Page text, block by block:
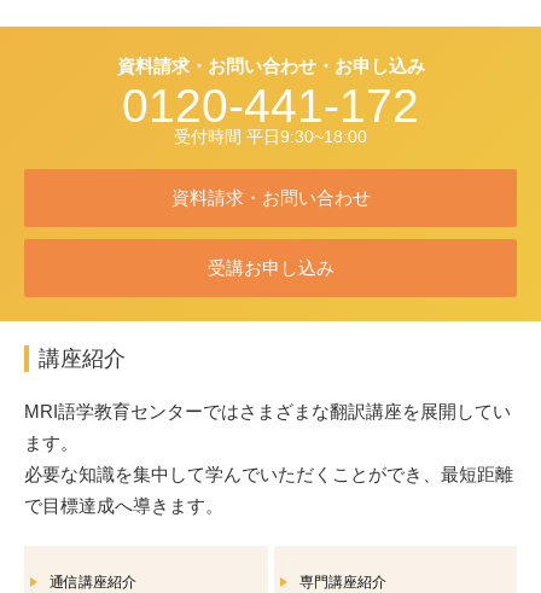
資料請求・お問い合わせ・お申し込み
0120-441-172
受付時間 平日9:30~18:00
資料請求・お問い合わせ
受講お申し込み
講座紹介
MRI語学教育センターではさまざまな翻訳講座を展開してい
ます。
必要な知識を集中して学んでいただくことができ、最短距離
で目標達成へ導きます。
通信講座紹介 専門講座紹介